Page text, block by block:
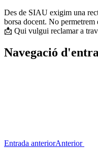
Des de SIAU exigim una
borsa docent. No
📩 Qui vulgui reclamar a
Navegació
Entrada anteriorAnterior